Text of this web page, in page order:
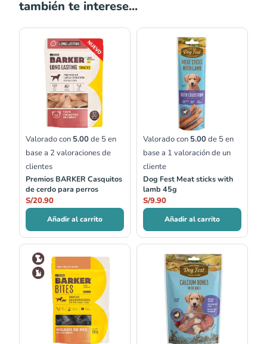
también te interese...
Valorado con 5.00de 5 en
base a 2 valoraciones de
clientes
Premios BARKER Casquitos
de cerdo para perros
S/20.90
Añadir al carrito
Valorado con 5.00de 5 en
base a 1 valoración de un
cliente
Dog Fest Meat sticks with
lamb 45g
S/9.90
Añadir al carrito